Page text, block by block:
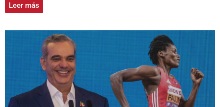
Leer más